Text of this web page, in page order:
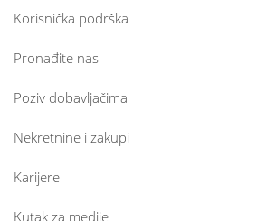
Korisnička podrška
Pronađite nas
Poziv dobavljačima
Nekretnine i zakupi
Karijere
Kutak za medije